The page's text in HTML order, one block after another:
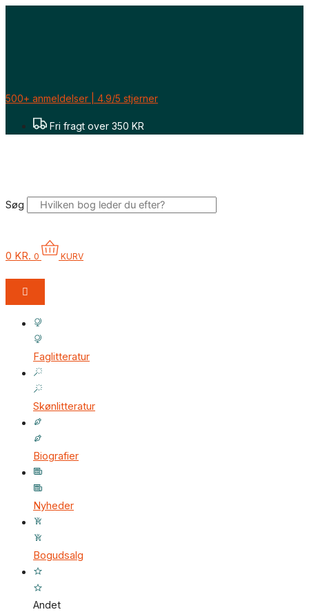
Gå
500+ anmeldelser | 4.9/5 stjerner
Fri fragt over 350 KR
Søg
0 KR. 0 KURV
Faglitteratur
Skønlitteratur
Biografier
Nyheder
Bogudsalg
Andet